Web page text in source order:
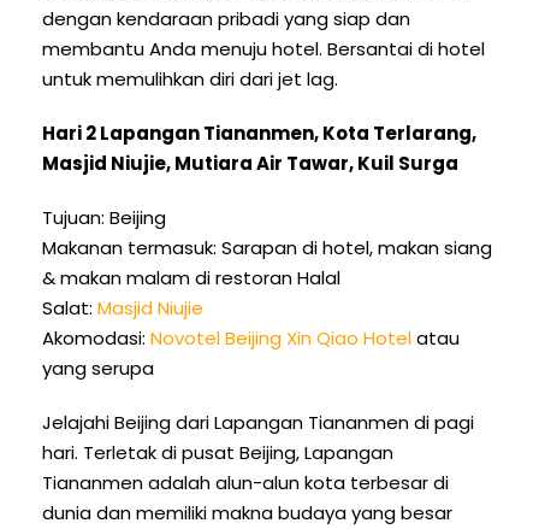
dengan kendaraan pribadi yang siap dan
membantu Anda menuju hotel. Bersantai di hotel
untuk memulihkan diri dari jet lag.
Hari 2 Lapangan Tiananmen, Kota Terlarang,
Masjid Niujie, Mutiara Air Tawar, Kuil Surga
Tujuan: Beijing
Makanan termasuk: Sarapan di hotel, makan siang
& makan malam di restoran Halal
Salat: Masjid Niujie
Akomodasi: Novotel Beijing Xin Qiao Hotelatau
yang serupa
Jelajahi Beijing dari Lapangan Tiananmen di pagi
hari. Terletak di pusat Beijing, Lapangan
Tiananmen adalah alun-alun kota terbesar di
dunia dan memiliki makna budaya yang besar